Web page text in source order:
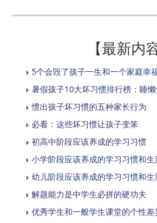
【最新内
5个会毁了孩子一生和一个家庭幸
暑假孩子10大坏习惯排行榜：睡
惯出孩子坏习惯的五种家长行为
必看：这些坏习惯让孩子变笨
初高中阶段应该养成的学习习惯
小学阶段应该养成的学习习惯和生
幼儿阶段应该养成的学习习惯和生
解题能力是中学生必拼的硬功夫
优秀学生和一般学生课堂的个性差